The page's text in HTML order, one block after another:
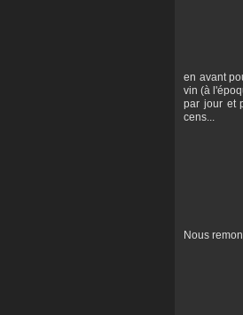
en avant
vin (à
par jour et
cens...
Nous